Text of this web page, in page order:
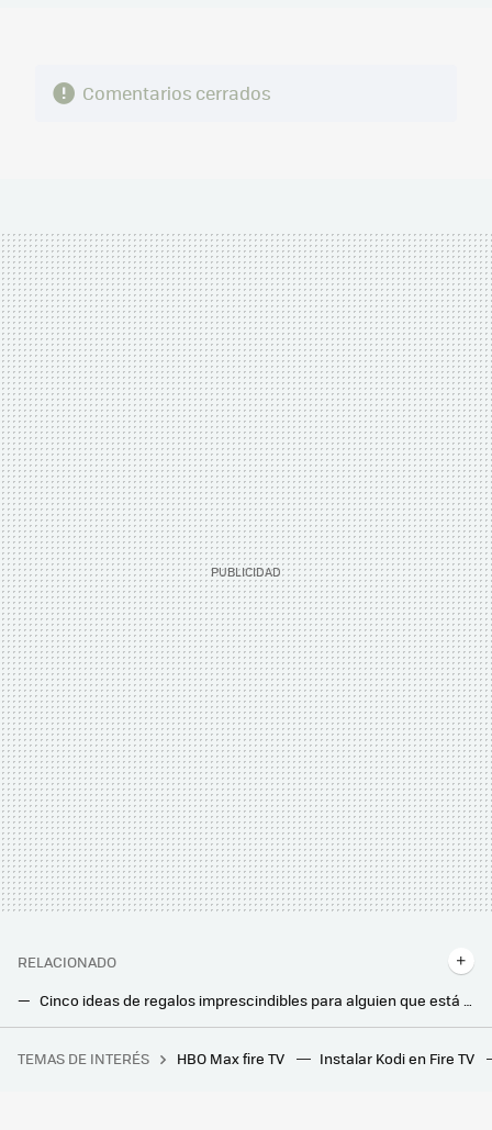
Comentarios cerrados
RELACIONADO
Cinco ideas de regalos imprescindibles para alguien que está iniciándose en la domótica y quiere crear su hogar conectado
La alternativa a las plantas para decorar tu hogar es este bonsái de LEGO
Hace 23 años, Oliver Kahn ganó un juicio a EA Sports e hizo que Football Manager nos presentara a un tal Jens Mustermann
TEMAS DE INTERÉS HBO Max fire TV Instalar Kodi en Fire TV